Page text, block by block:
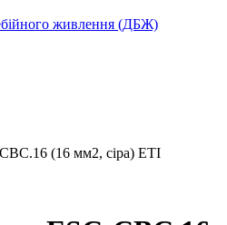
живлення (ДБЖ)
(16 мм2, сіра) ETI